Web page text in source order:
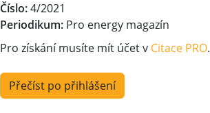
Číslo:4/2021
Periodikum: Pro energy magazín
Pro získání musíte mít účet v Citace PRO.
Přečíst po přihlášení